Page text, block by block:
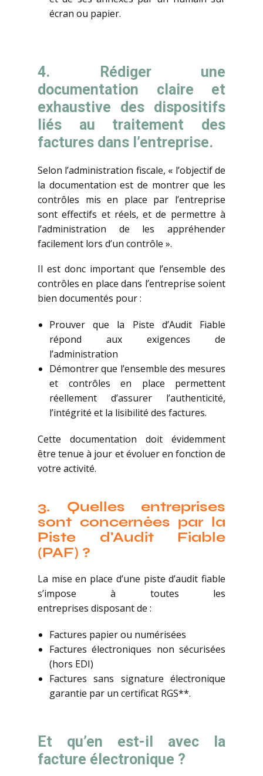
écran ou papier.
4. Rédiger une
documentation claire et
exhaustive des dispositifs
liés au traitement des
factures dans l’entreprise.
Selon l’administration fiscale, « l’objectif de
la documentation est de montrer que les
contrôles mis en place par l’entreprise
sont effectifs et réels, et de permettre à
l’administration de les appréhender
facilement lors d’un contrôle ».
Il est donc important que l’ensemble des
contrôles en place dans l’entreprise soient
bien documentés pour :
Prouver que la Piste d’Audit Fiable
répond aux exigences de
l’administration
Démontrer que l’ensemble des mesures
et contrôles en place permettent
réellement d’assurer l’authenticité,
l’intégrité et la lisibilité des factures.
Cette documentation doit évidemment
être tenue à jour et évoluer en fonction de
votre activité.
3. Quelles entreprises
sont concernées par la
Piste d’Audit Fiable
(PAF) ?
La mise en place d’une piste d’audit fiable
s’impose à toutes les
entreprises disposant de :
Factures papier ou numérisées
Factures électroniques non sécurisées
(hors EDI)
Factures sans signature électronique
garantie par un certificat RGS**.
Et qu’en est-il avec la
facture électronique ?